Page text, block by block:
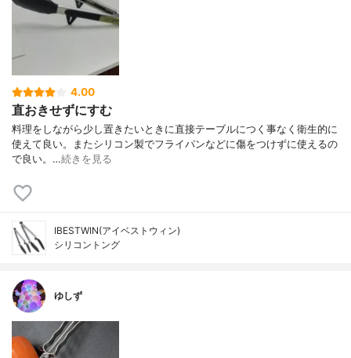
4.00
直おきせずにすむ
料理をしながら少し置きたいときに直接テーブルにつく事なく衛生的に
使えて良い。またシリコン製でフライパンなどに傷をつけずに使えるの
で良い。…続きを見る
IBESTWIN(アイベストウィン)
シリコントング
ゆしず